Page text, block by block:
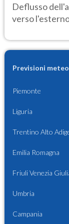
Deflusso
verso
Previsioni
Piemonte
Liguria
Trentino Alto
Emilia Romagna
Friuli Venezia
Umbria
Campania